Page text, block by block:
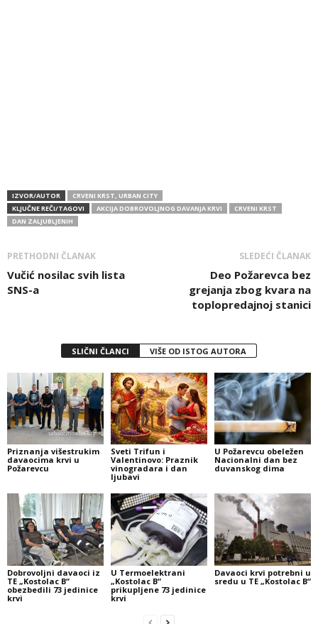
IZVOR/AUTOR
CRVENI KRST, URBAN CITY
KLJUČNE REČI/TAGOVI
AKCIJA DOBROVOLJNOG DAVANJA KRVI
CRVENI KRST
DAN ZALJUBLJENIH
PRETHODNI ČLANAK
Vučić nosilac svih lista
SNS-a
SLEDEĆI ČLANAK
Deo Požarevca bez
grejanja zbog kvara na
toplopredajnoj stanici
SLIČNI ČLANCI VIŠE OD ISTOG AUTORA
Priznanja višestrukim
davaocima krvi u
Požarevcu
Sveti Trifun i
Valentinovo: Praznik
vinogradara i dan
ljubavi
U Požarevcu obeležen
Nacionalni dan bez
duvanskog dima
Dobrovoljni davaoci iz
TE „Kostolac B“
obezbedili 73 jedinice
krvi
U Termoelektrani
„Kostolac B“
prikupljene 73 jedinice
krvi
Davaoci krvi potrebni u
sredu u TE „Kostolac B“